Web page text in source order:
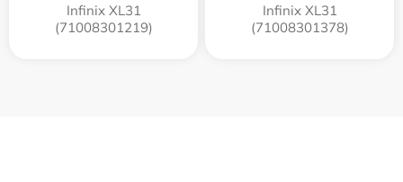
Infinix XL31
(71008301219)
Infinix XL31
(71008301378)